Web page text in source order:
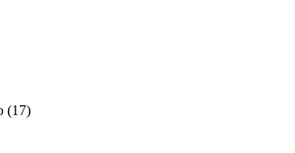
(17)